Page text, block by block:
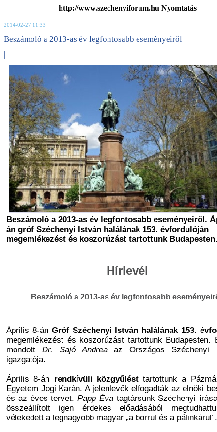
http://www.szechenyiforum.hu Nyomtatás
2014-02-27 11:33
Beszámoló a 2013-as év legfontosabb eseményeiről
|
Beszámoló a 2013-as év legfontosabb eseményeiről.
án gróf Széchenyi István halálának 153. évfordulóján
megemlékezést és koszorúzást tartottunk Budapesten.
Hírlevél
Beszámoló a 2013-as év legfontosabb
Április 8-án Gróf Széchenyi István halálának 153.
megemlékezést és koszorúzást tartottunk Budapesten.
mondott Dr. Sajó Andreaaz Országos Széchenyi
igazgatója.
Április 8-án rendkívüli közgyűlésttartottunk a
Egyetem Jogi Karán. A jelenlevők elfogadták az elnöki
és az éves tervet.Papp Évatagtársunk Széchenyi
összeállított igen érdekes előadásából
vélekedett a legnagyobb magyar „a borrul és a pálinkárul”.